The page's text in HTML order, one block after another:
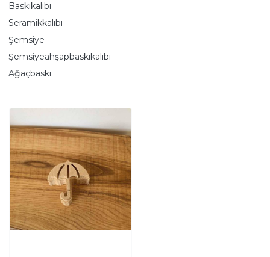
Baskıkalıbı
Seramikkalıbı
Şemsiye
Şemsiyeahşapbaskıkalıbı
Ağaçbaskı